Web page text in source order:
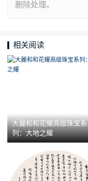
删除处理。
相关阅读
大麗和和花耀高级珠宝系
列：大地之耀